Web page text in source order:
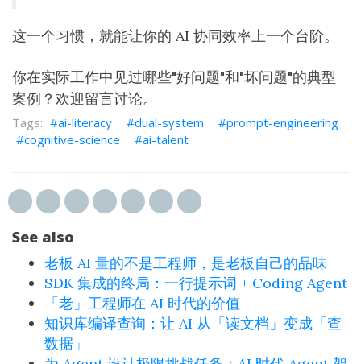
这一个习惯，就能让你的 AI 协同效率上一个台阶。
你在实际工作中见过哪些"好问题"和"坏问题"的典型
案例？欢迎留言讨论。
ai-literacy dual-system
prompt-engineering
cognitive-science
ai-talent
See also
老板 AI 量的不是工程师，是老板自己的品味
SDK 集成的终局：一行提示词 + Coding Agent
「老」工程师在 AI 时代的价值
知识库编译查询：让 AI 从「读文档」变成「查
数据」